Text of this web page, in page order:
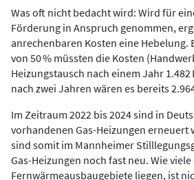
Was oft nicht bedacht wird: Wird für
Förderung in Anspruch genommen,
anrechenbaren Kosten eine Hebelung.
von 50 % müssten die Kosten
Heizungstausch nach einem Jahr
nach zwei Jahren wären es bereits
Im Zeitraum 2022 bis 2024 sind in
vorhandenen Gas-Heizungen erneuert
sind somit im Mannheimer
Gas-Heizungen noch fast neu. Wie
Fernwärmeausbaugebiete liegen, ist